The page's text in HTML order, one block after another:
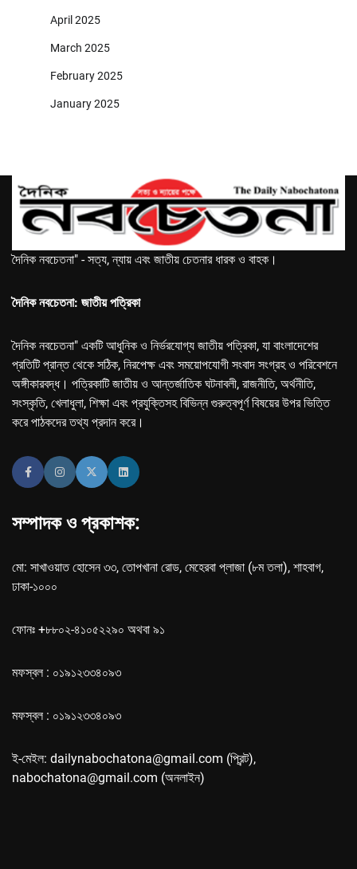
April 2025
March 2025
February 2025
January 2025
দৈনিক নবচেতনা" - সত্য, ন্যায় এবং জাতীয় চেতনার ধারক ও বাহক।
দৈনিক নবচেতনা: জাতীয় পত্রিকা
দৈনিক নবচেতনা" একটি আধুনিক ও নির্ভরযোগ্য জাতীয় পত্রিকা, যা বাংলাদেশের
প্রতিটি প্রান্ত থেকে সঠিক, নিরপেক্ষ এবং সময়োপযোগী সংবাদ সংগ্রহ ও পরিবেশনে
অঙ্গীকারবদ্ধ। পত্রিকাটি জাতীয় ও আন্তর্জাতিক ঘটনাবলী, রাজনীতি, অর্থনীতি,
সংস্কৃতি, খেলাধুলা, শিক্ষা এবং প্রযুক্তিসহ বিভিন্ন গুরুত্বপূর্ণ বিষয়ের উপর ভিত্তি
করে পাঠকদের তথ্য প্রদান করে।
সম্পাদক ও প্রকাশক:
মো: সাখাওয়াত হোসেন ৩৩, তোপখানা রোড, মেহেরবা প্লাজা (৮ম তলা), শাহবাগ,
ঢাকা-১০০০
ফোনঃ +৮৮০২-৪১০৫২২৯০ অথবা ৯১
মফস্বল : ০১৯১২৩৩৪০৯৩
মফস্বল : ০১৯১২৩৩৪০৯৩
ই-মেইল: dailynabochatona@gmail.com (প্রিন্ট),
nabochatona@gmail.com (অনলাইন)